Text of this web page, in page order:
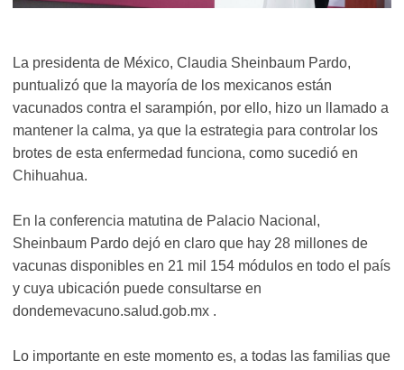
La presidenta de México, Claudia Sheinbaum Pardo,
puntualizó que la mayoría de los mexicanos están
vacunados contra el sarampión, por ello, hizo un llamado a
mantener la calma, ya que la estrategia para controlar los
brotes de esta enfermedad funciona, como sucedió en
Chihuahua.
En la conferencia matutina de Palacio Nacional,
Sheinbaum Pardo dejó en claro que hay 28 millones de
vacunas disponibles en 21 mil 154 módulos en todo el país
y cuya ubicación puede consultarse en
dondemevacuno.salud.gob.mx .
Lo importante en este momento es, a todas las familias que